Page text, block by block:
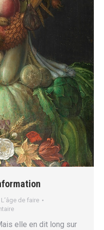
de faire
elle en dit long sur